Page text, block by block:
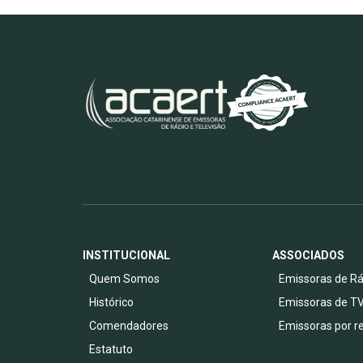
INSTITUCIONAL
Quem Somos
Histórico
Comendadores
Estatuto
ASSOCIADOS
Emissoras de
Emissoras de
Emissoras por